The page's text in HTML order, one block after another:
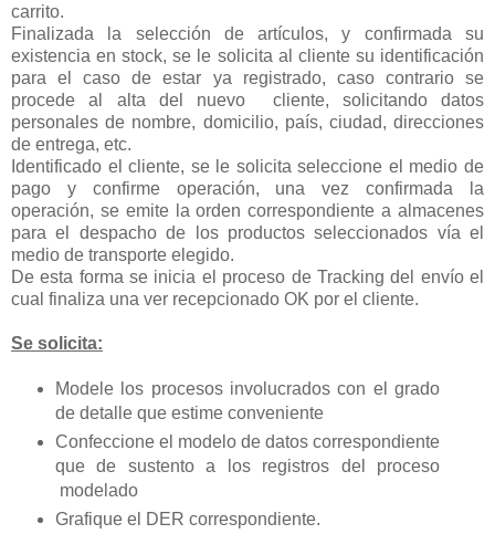
carrito.
Finalizada la selección de artículos, y confirmada su
existencia en stock, se le solicita al cliente su identificación
para el caso de estar ya registrado, caso contrario se
procede al alta del nuevo
cliente, solicitando datos
personales de nombre, domicilio, país, ciudad, direcciones
de entrega, etc.
Identificado el cliente, se le solicita seleccione el medio de
pago y confirme operación, una vez confirmada la
operación, se emite la orden correspondiente a almacenes
para el despacho de los productos seleccionados vía el
medio de transporte elegido.
De esta forma se inicia el proceso de Tracking del envío el
cual finaliza una ver recepcionado OK por el cliente.
Se solicita:
Modele los procesos involucrados con el grado
de detalle que estime conveniente
Confeccione el modelo de datos correspondiente
que de sustento a los registros del proceso
modelado
Grafique el DER correspondiente.